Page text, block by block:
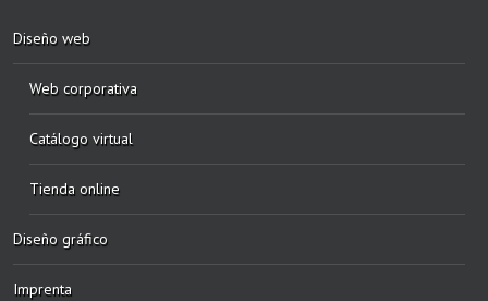
Diseño web
Web corporativa
Catálogo virtual
Tienda online
Diseño gráfico
Imprenta